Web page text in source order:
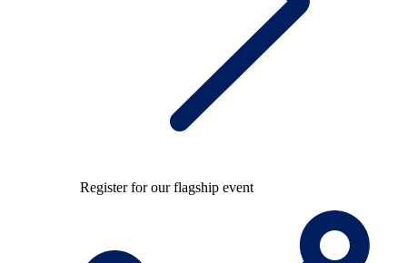
Register for our flagship event